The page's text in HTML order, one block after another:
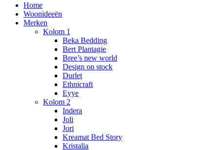
Close
Menu
Home
Woonideeën
Merken
Kolom 1
Beka Bedding
Bert Plantagie
Bree’s new world
Design on stock
Durlet
Ethnicraft
Eyye
Kolom 2
Indera
Joli
Jori
Kreamat Bed Story
Kristalia